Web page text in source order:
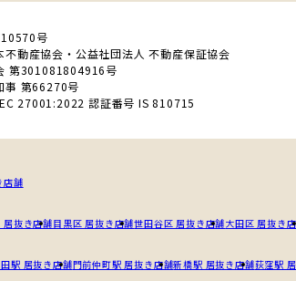
号
動産協会・公益社団法人 不動産保証協会
第301081804916号
事 第66270号
27001:2022 認証番号 IS 810715
店舗
居抜き店舗目黒区 居抜き店舗世田谷区 居抜き店舗大田区 居抜き
駅 居抜き店舗門前仲町駅 居抜き店舗新橋駅 居抜き店舗荻窪駅